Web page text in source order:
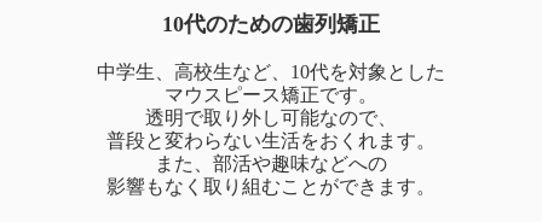
10代のための歯列矯正
中学生、高校生など、10代を対象とした
マウスピース矯正です。
透明で取り外し可能なので、
普段と変わらない生活をおくれます。
また、部活や趣味などへの
影響もなく取り組むことができます。